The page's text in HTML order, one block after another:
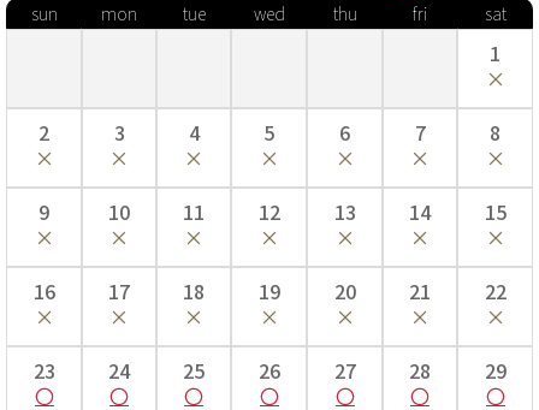
sun mon tue wed thu fri sat
1
2 3 4 5 6 7 8
9 10 11 12 13 14 15
16 17 18 19 20 21 22
23 24 25 26 27 28 29